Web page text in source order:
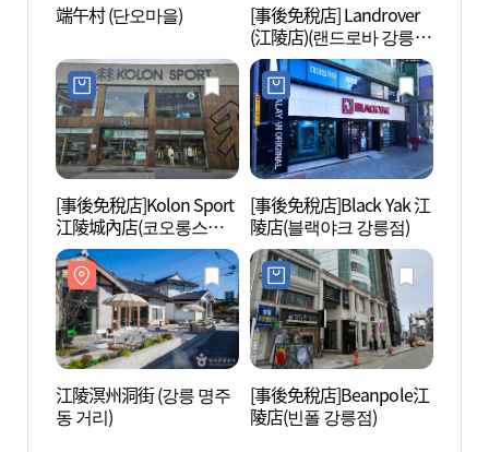
端午村 (단오마을)
[事後免稅店] Landrover
(江陵店)(랜드로바 강릉
점)
[事後免稅店]Kolon Sport
江陵城內店(코오롱스포
츠 강릉성내점)
[事後免稅店]Black Yak 江
陵店(블랙야크 강릉점)
江陵溟州洞街 (강릉 명주
동 거리)
[事後免稅店]Beanpole江
陵店(빈폴 강릉점)